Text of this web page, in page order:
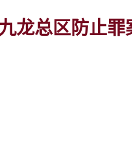
龙总区防止罪